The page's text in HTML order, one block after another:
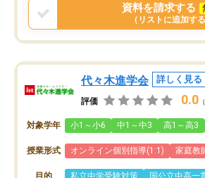
資料を請求する
（リストに追加する
代々木進学会 詳しく見る
評価 0.0
対象学年 小1～小6 中1～中3 高1～高3
授業形式 オンライン個別指導(1:1) 家庭教
目的 私立中学受験対策
国公立中高一